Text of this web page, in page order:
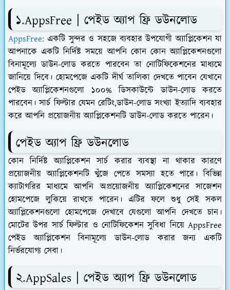
১.AppsFree | পেইড অ্যাপ ফ্রি ডউনলোড
AppsFree: একটি সুন্দর ও সহজে ব্যবহার উপযোগী অ্যাপ্লিকেশন যা
আপনাকে একটি নির্দিষ্ট সময়ে আপনি কোন কোন অ্যাপ্লিকেশনগুলো
বিনামূল্যে ডাউন-লোড করতে পারবেন তা নোটিফিকেশনের মাধ্যমে
জানিয়ে দিবে। হোমপেজে একটি দীর্ঘ তালিকা দেখতে পাবেন যেখানে
পেইড অ্যাপ্লিকেশনগুলো ১০০% ডিসকাউন্টে ডাউন-লোড করতে
পারবেন। সার্চ ফিল্টার যেমন রেটিং,ডাউন-লোড সংখ্যা ইত্যাদি ব্যবহার
করে আপনি প্রয়োজনীয় অ্যাপ্লিকেশনটি ডাউন-লোড করতে পারেন।
পেইড অ্যাপ ফ্রি ডউনলোড
কোন নির্দিষ্ট অ্যাপ্লিকেশন সার্চ করার ব্যবস্থা না থাকার কারণে
প্রয়োজনীয় অ্যাপ্লিকেশনটি খুঁজে পেতে সমস্যা হতে পারে। বিভিন্ন
ক্যাটাগরির মাধ্যমে আপনি অপ্রয়োজনীয় অ্যাপ্লিকেশনের সাজেশন
হোমপেজে লুকিয়ে রাখতে পারেন। এটির ফলে শুধু সেই সকল
অ্যাপ্লিকেশনগুলো হোমপেজে দেখাবে যেগুলো আপনি দেখতে চান।
মোটের উপর সার্চ ফিল্টার ও নোটিফিকেশন সুবিধা নিয়ে AppsFree
পেইড অ্যাপ্লিকেশন বিনামূল্যে ডাউন-লোড করার জন্য একটি
নির্ভরযোগ্য সেবা।
২.AppSales | পেইড অ্যাপ ফ্রি ডউনলোড